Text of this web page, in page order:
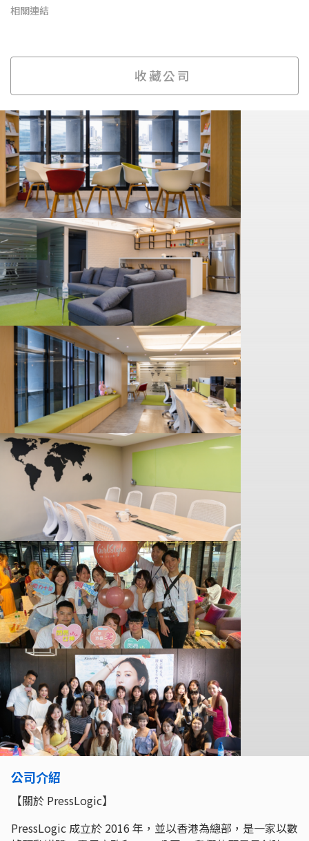
相關連結
收藏公司
公司介紹
【關於 PressLogic】
PressLogic 成立於 2016 年，並以香港為總部，是一家以數